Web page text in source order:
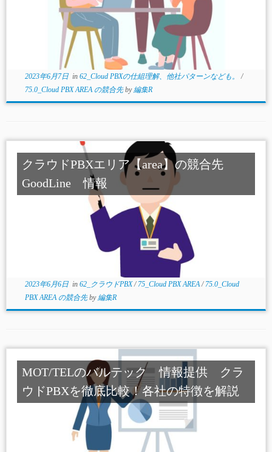
2023年6月7日in 62_Cloud PBXの仕組理解、他社パターンなども。/
75.0_Cloud PBX AREA の競合先by編集R
クラウドPBXエリア【area】の競合先
GoodLine 情報
2023年6月6日in 62_クラウドPBX/ 75_Cloud PBX AREA/ 75.0_Cloud
PBX AREA の競合先by編集R
MOT/TELのバルテック 情報提供 クラ
ウドPBXを徹底比較！各社の特徴を解説